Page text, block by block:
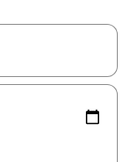
ich prechádzať